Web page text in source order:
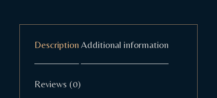
Description Additional information
Reviews (0)